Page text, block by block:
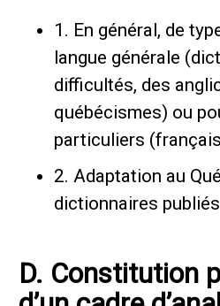
1. En général, de
langue générale
difficultés, des
québécismes) ou
particuliers
2. Adaptation au
dictionnaires
D. Constitution